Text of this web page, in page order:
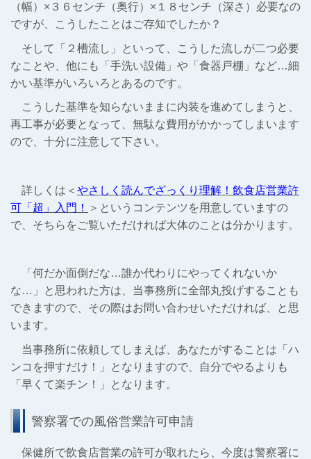
（幅）×３６センチ（奥行）×１８センチ（深さ）必要なの
ですが、こうしたことはご存知でしたか？
そして「２槽流し」といって、こうした流しが二つ必要
なことや、他にも「手洗い設備」や「食器戸棚」など…細
かい基準がいろいろとあるのです。
こうした基準を知らないままに内装を進めてしまうと、
再工事が必要となって、無駄な費用がかかってしまいます
ので、十分に注意して下さい。
詳しくは＜ やさしく読んでざっくり理解！飲食店営業許
可「超」入門！
＞というコンテンツを用意していますの
で、そちらをご覧いただければ大体のことは分かります。
「何だか面倒だな…誰か代わりにやってくれないか
な…」と思われた方は、当事務所に全部丸投げすることも
できますので、その際はお問い合わせいただければ、と思
います。
当事務所に依頼してしまえば、あなたがすることは「ハ
ンコを押すだけ！」となりますので、自分でやるよりも
「早くて楽チン！」となります。
警察署での風俗営業許可申請
保健所で飲食店営業の許可が取れたら、今度は警察署に